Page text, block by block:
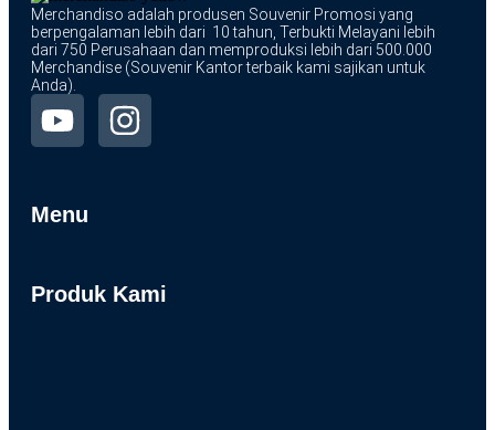
Merchandiso adalah produsen Souvenir Promosi yang
berpengalaman lebih dari 10 tahun, Terbukti Melayani lebih
dari 750 Perusahaan dan memproduksi lebih dari 500.000
Merchandise (Souvenir Kantor terbaik kami sajikan untuk
Anda).
Menu
Produk Kami